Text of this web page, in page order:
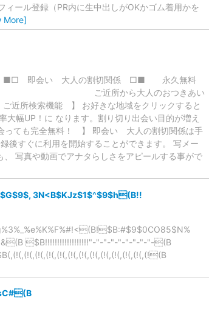
ール登録（PR内に生中出しがOKかゴム着用かを
More]
大人の割切関係 □■ 永久無料
ご近所から大人のおつきあい
】 お好きな地域をクリックすると
幅UP！に なります。割り切り出会い目的が増え
っても完全無料！ 】 即会い 大人の割切関係は手
後すぐに利用を開始することができます。 写メー
写真や動画でアナタらしさをアピールする事がで
3N<B$KJz$1$^$9$h(B!!
$B!!!!!!!!!!!!!!!!!!"-"-"-"-"-"-"-"-"-(B